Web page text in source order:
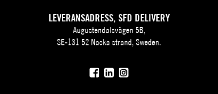
LEVERANSADRESS, SFD DELIVERY
Augustendalsvägen 5B,
SE-131 52 Nacka strand, Sweden.